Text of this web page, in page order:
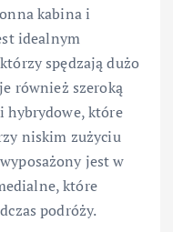
kabina i
idealnym
spędzają dużo
również szeroką
hybrydowe, które
niskim zużyciu
jest w
które
podróży.